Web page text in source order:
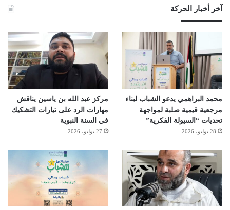
آخر أخبار الحركة
محمد البراهمي يدعو الشباب لبناء
مرجعية قيمية صلبة لمواجهة
تحديات “السيولة الفكرية”
28 يوليو، 2026
مركز عبد الله بن ياسين يناقش
مهارات الرد على تيارات التشكيك
في السنة النبوية
27 يوليو، 2026